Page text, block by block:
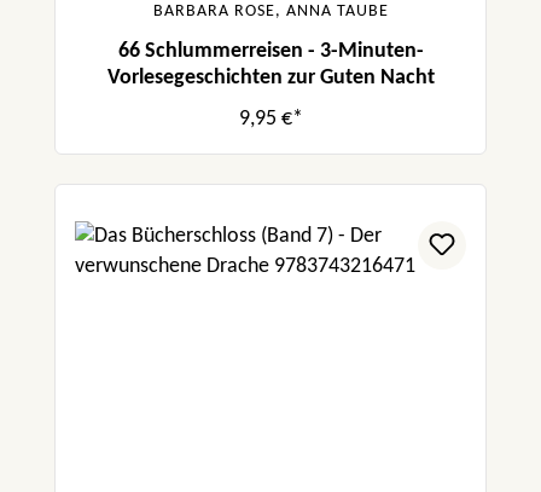
BARBARA ROSE, ANNA TAUBE
66 Schlummerreisen - 3-Minuten-
Vorlesegeschichten zur Guten Nacht
9,95 €*